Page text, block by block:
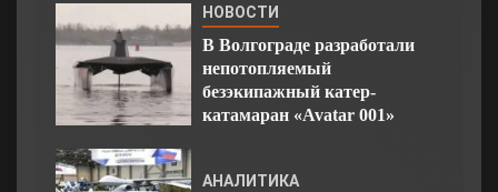
НОВОСТИ
В Волгограде разработали
непотопляемый
безэкипажный катер-
катамаран «Avatar 001»
АНАЛИТИКА